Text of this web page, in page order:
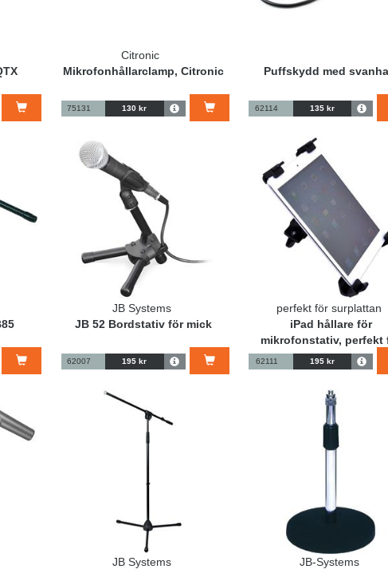
Citronic
Mikrofonhållarclamp, Citronic
75131 130 kr
Puffskydd med
62114 135 kr
JB Systems
JB 52 Bordstativ för mick
62007 195 kr
perfekt för surplattan
iPad hållare för
mikrofonstativ, perfekt
surfplattan
62111 195 kr
JB Systems
JB-Systems